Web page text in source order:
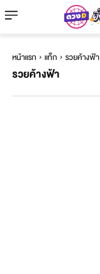
หน้าแรก แท็ก รวยค้างฟ้า
รวยค้างฟ้า